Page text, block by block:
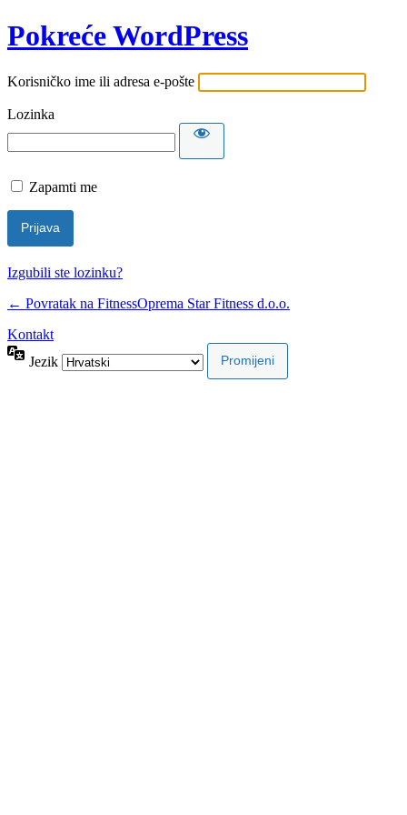
Pokreće WordPress
Korisničko ime ili adresa e-pošte
Lozinka
Zapamti me
Izgubili ste lozinku?
← Povratak na FitnessOprema Star Fitness d.o.o.
Kontakt
Jezik